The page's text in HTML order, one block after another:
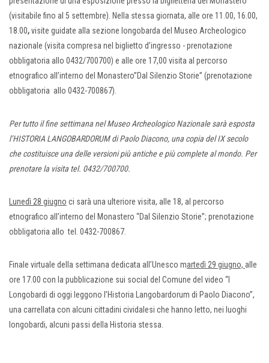
(visitabile fino al 5 settembre). Nella stessa giornata, alle ore 11.00, 16.00,
18.00,visite guidate alla sezione longobarda del Museo Archeologico
nazionale (visita compresa nel biglietto d’ingresso - prenotazione
obbligatoria allo 0432/700700) e alle ore 17,00 visita al percorso
etnografico all’interno del Monastero”Dal Silenzio Storie” (prenotazione
obbligatoria allo 0432-700867).
Per tutto il fine settimana nel Museo Archeologico Nazionale sarà esposta
l’HISTORIA LANGOBARDORUM di Paolo Diacono, una copia del IX secolo
che costituisce una delle versioni più antiche e più complete al mondo. Per
prenotare la visita tel. 0432/700700.
Lunedì 28 giugno ci sarà una ulteriore visita, alle 18, al percorso
etnografico all’interno del Monastero “Dal Silenzio Storie”; prenotazione
obbligatoria allo tel. 0432-700867.
Finale virtuale della settimana dedicata all’Unesco martedì 29 giugno, alle
ore 17.00 con la pubblicazione sui social del Comune del video “I
Longobardi di oggi leggono l’Historia Langobardorum di Paolo Diacono”,
una carrellata con alcuni cittadini cividalesi che hanno letto, nei luoghi
longobardi, alcuni passi della Historia stessa.